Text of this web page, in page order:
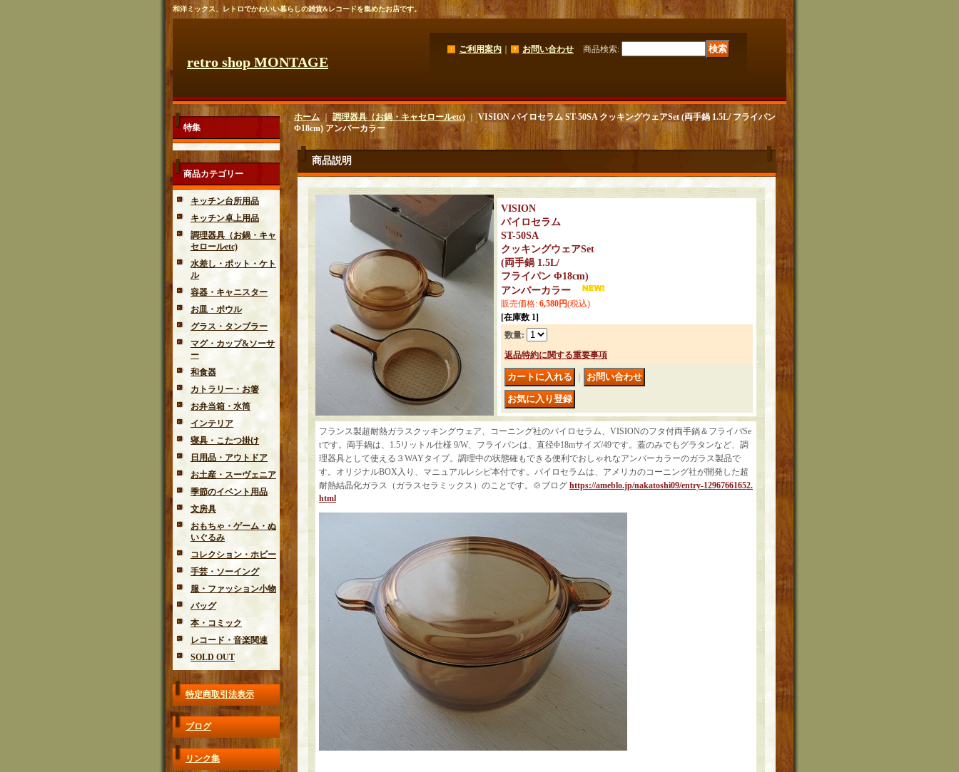
和洋ミックス、レトロでかわいい暮らしの雑貨&レコードを集めたお店です。
retro shop MONTAGE
ご利用案内 お問い合わせ 商品検索:
特集
商品カテゴリー
キッチン台所用品
キッチン卓上用品
調理器具（お鍋・キャ
セロールetc)
水差し・ポット・ケト
ル
容器・キャニスター
お皿・ボウル
グラス・タンブラー
マグ・カップ&ソーサ
ー
和食器
カトラリー・お箸
お弁当箱・水筒
インテリア
寝具・こたつ掛け
日用品・アウトドア
お土産・スーヴェニア
季節のイベント用品
文房具
おもちゃ・ゲーム・ぬ
いぐるみ
コレクション・ホビー
手芸・ソーイング
服・ファッション小物
バッグ
本・コミック
レコード・音楽関連
SOLD OUT
特定商取引法表示
ブログ
リンク集
ホーム｜ 調理器具（お鍋・キャセロールetc)｜VISION パイロセラム ST-50SA クッキングウェアSet (両手鍋 1.5L/ フライパン
Φ18cm) アンバーカラー
商品説明
VISION
パイロセラム
ST-50SA
クッキングウェアSet
(両手鍋 1.5L/
フライパン Φ18cm)
アンバーカラー
販売価格: 6,580円(税込)
[在庫数 1]
数量:
返品特約に関する重要事項
フランス製超耐熱ガラスクッキングウェア、コーニング社のパイロセラム、VISIONのフタ付両手鍋＆フライパSe
tです。両手鍋は、1.5リットル仕様 9/W、フライパンは、直径Φ18mサイズ/49です。蓋のみでもグラタンなど、調
理器具として使える３WAYタイプ。調理中の状態確もできる便利でおしゃれなアンバーカラーのガラス製品で
す。オリジナルBOX入り、マニュアルレシピ本付です。パイロセラムは、アメリカのコーニング社が開発した超
耐熱結晶化ガラス（ガラスセラミックス）のことです。🍲ブログ https://ameblo.jp/nakatoshi09/entry-12967661652.
html